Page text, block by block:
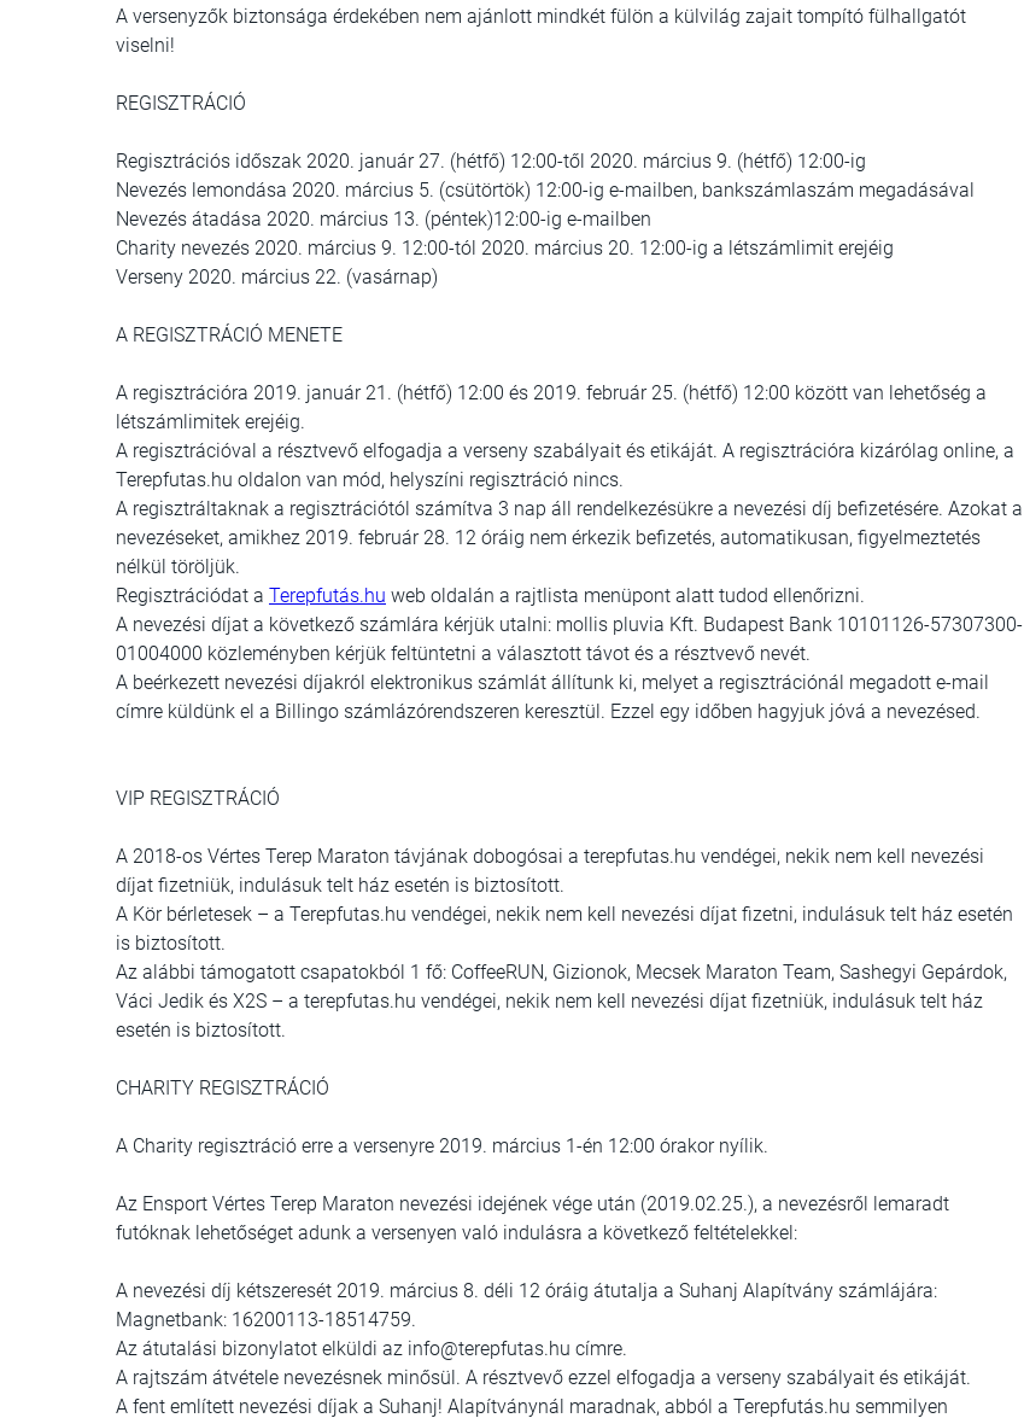
A versenyzők biztonsága érdekében nem ajánlott mindkét fülön a külvilág zajait tompító fülhallgatót
viselni!
REGISZTRÁCIÓ
Regisztrációs időszak 2020. január 27. (hétfő) 12:00-től 2020. március 9. (hétfő) 12:00-ig
Nevezés lemondása 2020. március 5. (csütörtök) 12:00-ig e-mailben, bankszámlaszám megadásával
Nevezés átadása 2020. március 13. (péntek)12:00-ig e-mailben
Charity nevezés 2020. március 9. 12:00-tól 2020. március 20. 12:00-ig a létszámlimit erejéig
Verseny 2020. március 22. (vasárnap)
A REGISZTRÁCIÓ MENETE
A regisztrációra 2019. január 21. (hétfő) 12:00 és 2019. február 25. (hétfő) 12:00 között van lehetőség a
létszámlimitek erejéig.
A regisztrációval a résztvevő elfogadja a verseny szabályait és etikáját. A regisztrációra kizárólag online, a
Terepfutas.hu oldalon van mód, helyszíni regisztráció nincs.
A regisztráltaknak a regisztrációtól számítva 3 nap áll rendelkezésükre a nevezési díj befizetésére. Azokat a
nevezéseket, amikhez 2019. február 28. 12 óráig nem érkezik befizetés, automatikusan, figyelmeztetés
nélkül töröljük.
Regisztrációdat a Terepfutás.hu web oldalán a rajtlista menüpont alatt tudod ellenőrizni.
A nevezési díjat a következő számlára kérjük utalni: mollis pluvia Kft. Budapest Bank 10101126-57307300-
01004000 közleményben kérjük feltüntetni a választott távot és a résztvevő nevét.
A beérkezett nevezési díjakról elektronikus számlát állítunk ki, melyet a regisztrációnál megadott e-mail
címre küldünk el a Billingo számlázórendszeren keresztül. Ezzel egy időben hagyjuk jóvá a nevezésed.
VIP REGISZTRÁCIÓ
A 2018-os Vértes Terep Maraton távjának dobogósai a terepfutas.hu vendégei, nekik nem kell nevezési
díjat fizetniük, indulásuk telt ház esetén is biztosított.
A Kör bérletesek – a Terepfutas.hu vendégei, nekik nem kell nevezési díjat fizetni, indulásuk telt ház esetén
is biztosított.
Az alábbi támogatott csapatokból 1 fő: CoffeeRUN, Gizionok, Mecsek Maraton Team, Sashegyi Gepárdok,
Váci Jedik és X2S – a terepfutas.hu vendégei, nekik nem kell nevezési díjat fizetniük, indulásuk telt ház
esetén is biztosított.
CHARITY REGISZTRÁCIÓ
A Charity regisztráció erre a versenyre 2019. március 1-én 12:00 órakor nyílik.
Az Ensport Vértes Terep Maraton nevezési idejének vége után (2019.02.25.), a nevezésről lemaradt
futóknak lehetőséget adunk a versenyen való indulásra a következő feltételekkel:
A nevezési díj kétszeresét 2019. március 8. déli 12 óráig átutalja a Suhanj Alapítvány számlájára:
Magnetbank: 16200113-18514759.
Az átutalási bizonylatot elküldi az info@terepfutas.hu címre.
A rajtszám átvétele nevezésnek minősül. A résztvevő ezzel elfogadja a verseny szabályait és etikáját.
A fent említett nevezési díjak a Suhanj! Alapítványnál maradnak, abból a Terepfutás.hu semmilyen